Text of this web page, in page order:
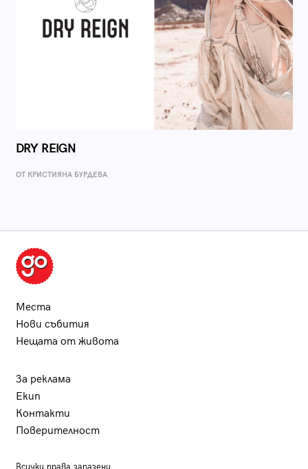
DRY REIGN
ОТ КРИСТИЯНА БУРДЕВА
Места
Нови събития
Нещата от живота
За реклама
Екип
Контакти
Поверителност